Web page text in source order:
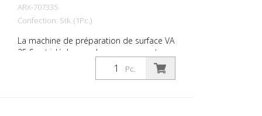
ARX-707335
Confection: Stk. (1Pc.)
La machine de préparation de surface VA
25 S est idéale pour les moyennes et
grandes surfaces. Équipée d'un système
d'amortissement des vibrations et d'un
Pc.